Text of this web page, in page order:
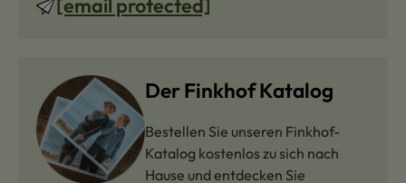
[email protected]
Der Finkhof Katalog
Bestellen Sie unseren Finkhof-
Katalog kostenlos zu sich nach
Hause und entdecken Sie